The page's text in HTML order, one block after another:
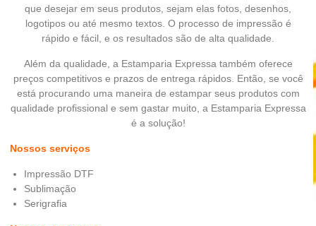
que desejar em seus produtos, sejam elas fotos, desenhos,
logotipos ou até mesmo textos. O processo de impressão é
rápido e fácil, e os resultados são de alta qualidade.
Além da qualidade, a Estamparia Expressa também oferece
preços competitivos e prazos de entrega rápidos. Então, se você
está procurando uma maneira de estampar seus produtos com
qualidade profissional e sem gastar muito, a Estamparia Expressa
é a solução!
Nossos serviços
Impressão DTF
Sublimação
Serigrafia